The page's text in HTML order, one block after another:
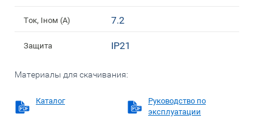
Ток, Iном (А) 7.2
Защита IP21
Материалы для скачивания:
Каталог
Руководство по
эксплуатации